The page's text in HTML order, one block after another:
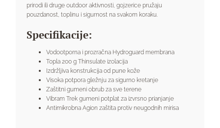
prirodi ili druge outdoor aktivnosti, gojzerice pružaju
pouzdanost, toplinu i sigurnost na svakom koraku.
Specifikacije:
Vodootporna i prozračna Hydroguard membrana
Topla 200 g Thinsulate izolacija
Izdržljiva konstrukcija od pune kože
Visoka potpora gležnju za sigurno kretanje
Zaštitni gumeni obrub za sve terene
Vibram Trek gumeni potplat za izvrsno prianjanje
Antimikrobna Agion zaštita protiv neugodnih mirisa